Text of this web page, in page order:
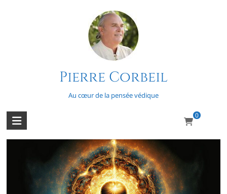
Pierre Corbeil
Au cœur de la pensée védique
0
Série – Mystères et
transcendance